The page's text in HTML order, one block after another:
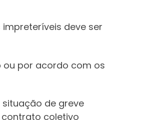
deve ser
ou por acordo com os
de greve
coletivo